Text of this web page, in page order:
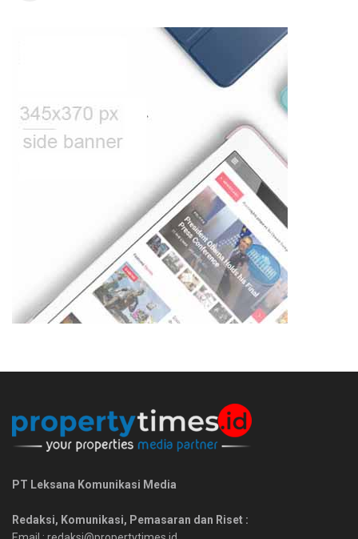
PT Leksana Komunikasi Media
Redaksi, Komunikasi, Pemasaran dan Riset :